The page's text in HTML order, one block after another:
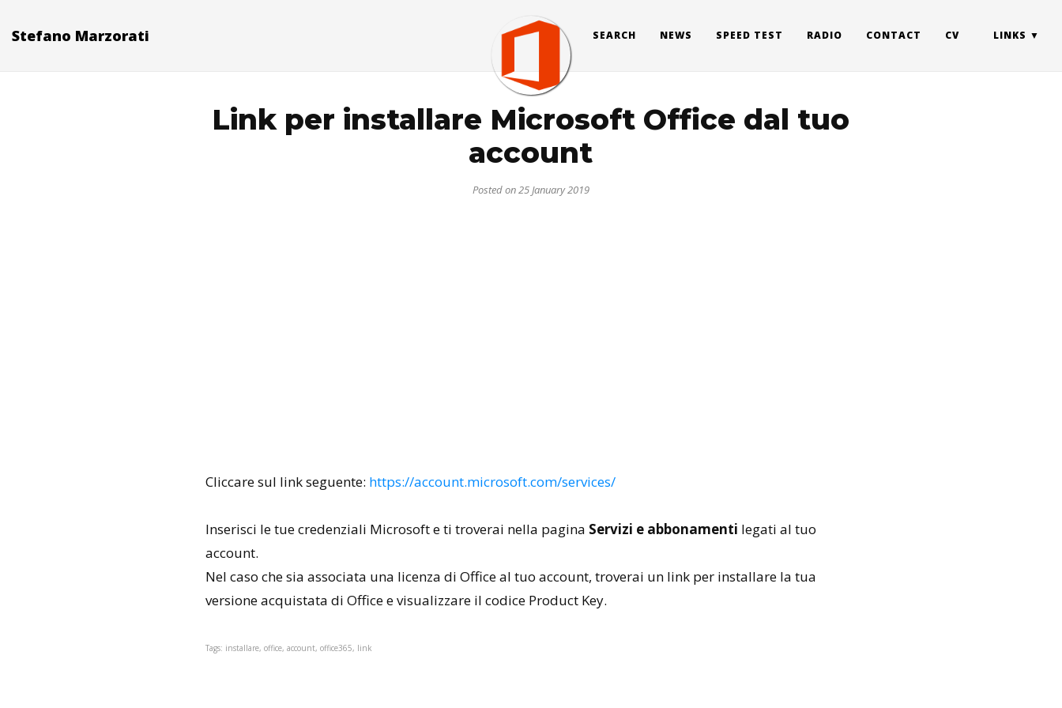
Stefano Marzorati SEARCH NEWS SPEED TEST RADIO CONTACT CV LINKS
Link per installare Microsoft Office dal tuo
account
Posted on 25 January 2019
Cliccare sul link seguente: https://account.microsoft.com/services/
Inserisci le tue credenziali Microsoft e ti troverai nella pagina Servizi e abbonamenti legati al tuo
account.
Nel caso che sia associata una licenza di Office al tuo account, troverai un link per installare la tua
versione acquistata di Office e visualizzare il codice Product Key.
Tags: installare, office, account, office365, link